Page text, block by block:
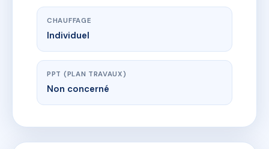
CHAUFFAGE
Individuel
PPT (PLAN TRAVAUX)
Non concerné